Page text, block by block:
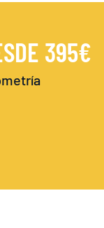
395€